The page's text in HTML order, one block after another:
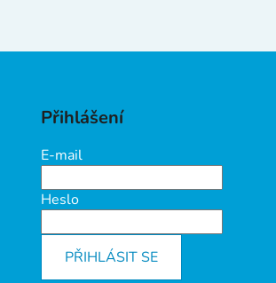
Přihlášení
E-mail
Heslo
PŘIHLÁSIT SE